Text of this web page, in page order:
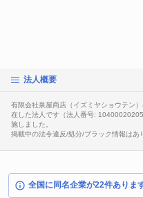
法人概要
有限会社泉屋商店（イズミヤショウテン
在した法人です（法人番号:
施しました。
掲載中の法令違反/処分/ブラック情報はあ
全国に同名企業が22件あります